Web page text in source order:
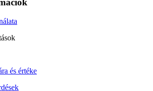
és értéke